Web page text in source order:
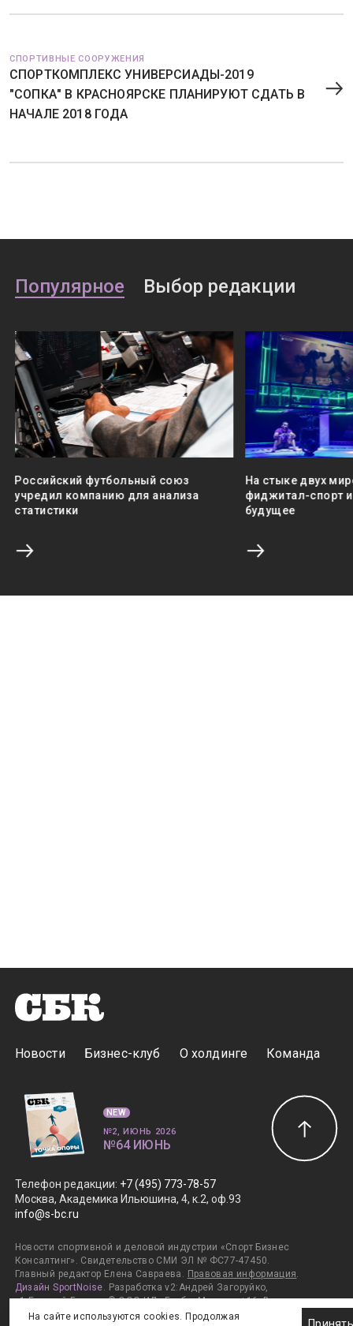
СПОРТИВНЫЕ СООРУЖЕНИЯ
СПОРТКОМПЛЕКС УНИВЕРСИАДЫ-2019
"СОПКА" В КРАСНОЯРСКЕ ПЛАНИРУЮТ СДАТЬ В
НАЧАЛЕ 2018 ГОДА
Популярное Выбор редакции
Российский футбольный союз
учредил компанию для анализа
статистики
На стыке двух
фиджитал-спорт
будущее
Новости Бизнес-клуб О холдинге Команда
Телефон редакции: +7 (495) 773-78-57
Москва, Академика Ильюшина, 4, к.2, оф.93
info@s-bc.ru
Новости спортивной и деловой индустрии «Спорт Бизнес
Консалтинг». Свидетельство СМИ ЭЛ № ФС77-47450.
Главный редактор Елена Савраева. Правовая информация.
Дизайн SportNoise. Разработка v2:Андрей Загоруйко,
v1:Евгений Горяев. © ООО ИД «ГлобалМедиа». +16. Все права
защищены. 2011–2026.
NEW
№2, ИЮНЬ 2026
№64 ИЮНЬ
На сайте используются cookies. Продолжая
Принять